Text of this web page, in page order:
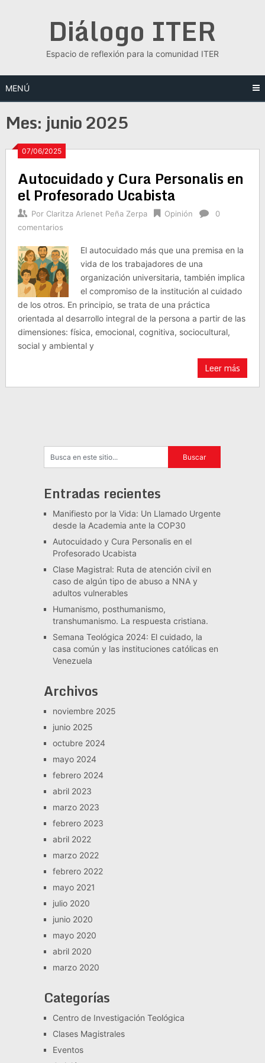
Diálogo ITER
Espacio de reflexión para la comunidad ITER
MENÚ
Mes: junio 2025
07/06/2025
Autocuidado y Cura Personalis en
el Profesorado Ucabista
Por Claritza Arlenet Peña Zerpa Opinión
0
comentarios
El autocuidado más que una premisa en la
vida de los trabajadores de una
organización universitaria, también implica
el compromiso de la institución al cuidado
de los otros. En principio, se trata de una práctica
orientada al desarrollo integral de la persona a partir de las
dimensiones: física, emocional, cognitiva, sociocultural,
social y ambiental y
Leer más
Entradas recientes
Manifiesto por la Vida: Un Llamado Urgente
desde la Academia ante la COP30
Autocuidado y Cura Personalis en el
Profesorado Ucabista
Clase Magistral: Ruta de atención civil en
caso de algún tipo de abuso a NNA y
adultos vulnerables
Humanismo, posthumanismo,
transhumanismo. La respuesta cristiana.
Semana Teológica 2024: El cuidado, la
casa común y las instituciones católicas en
Venezuela
Archivos
noviembre 2025
junio 2025
octubre 2024
mayo 2024
febrero 2024
abril 2023
marzo 2023
febrero 2023
abril 2022
marzo 2022
febrero 2022
mayo 2021
julio 2020
junio 2020
mayo 2020
abril 2020
marzo 2020
Categorías
Centro de Investigación Teológica
Clases Magistrales
Eventos